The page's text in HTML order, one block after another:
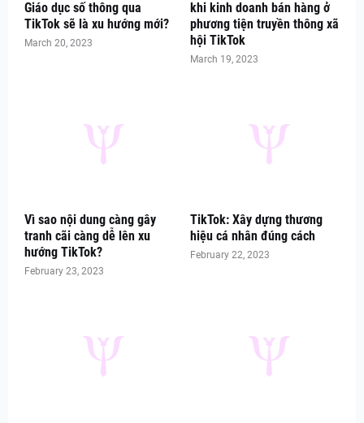
Giáo dục số thông qua
TikTok sẽ là xu hướng mới?
March 20, 2023
khi kinh doanh bán hàng ở
phương tiện truyền thông xã
hội TikTok
March 19, 2023
Vì sao nội dung càng gây
tranh cãi càng dễ lên xu
hướng TikTok?
February 23, 2023
TikTok: Xây dựng thương
hiệu cá nhân đúng cách
February 22, 2023